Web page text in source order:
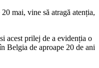
mai, vine să atragă atenția,
acest prilej de a evidenția o
Belgia de aproape 20 de ani